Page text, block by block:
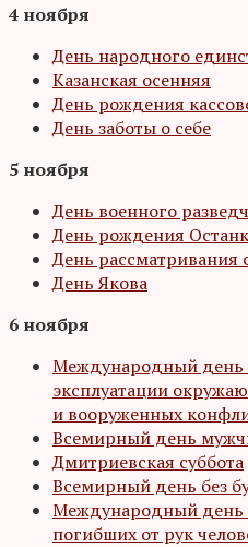
4 ноября
День народного
Казанская осенняя
День рождения
День заботы о себе
5 ноября
День военного
День рождения
День рассматривания
День Якова
6 ноября
Международный день
эксплуатации
и вооруженных
Всемирный день
Дмитриевская суббота
Всемирный день без
Международный день
погибших от рук